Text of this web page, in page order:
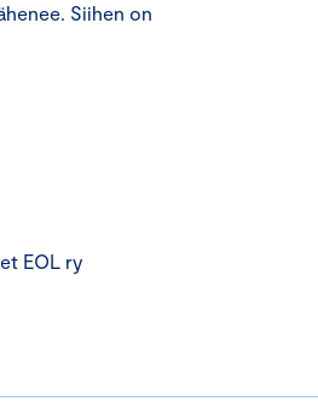
Siihen on
EOL ry